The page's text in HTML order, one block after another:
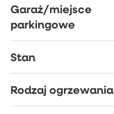
Garaż/miejsce
parkingowe
Stan
Rodzaj ogrzewania